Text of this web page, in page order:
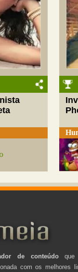
de conteúdoque
com os melhores